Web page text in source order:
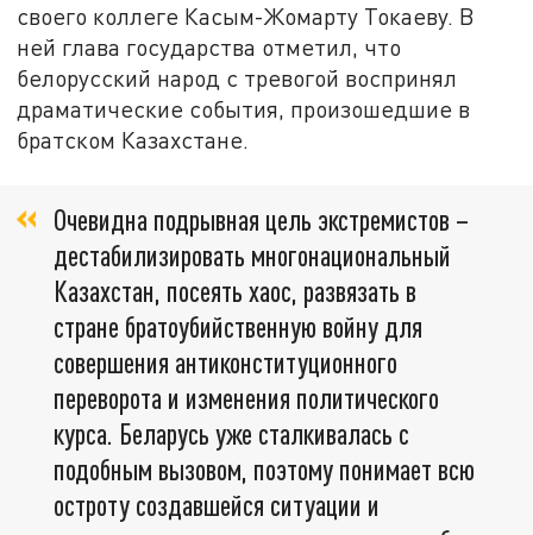
своего коллеге Касым-Жомарту Токаеву. В
ней глава государства отметил, что
белорусский народ с тревогой воспринял
драматические события, произошедшие в
братском Казахстане.
Очевидна подрывная цель экстремистов –
дестабилизировать многонациональный
Казахстан, посеять хаос, развязать в
стране братоубийственную войну для
совершения антиконституционного
переворота и изменения политического
курса. Беларусь уже сталкивалась с
подобным вызовом, поэтому понимает всю
остроту создавшейся ситуации и